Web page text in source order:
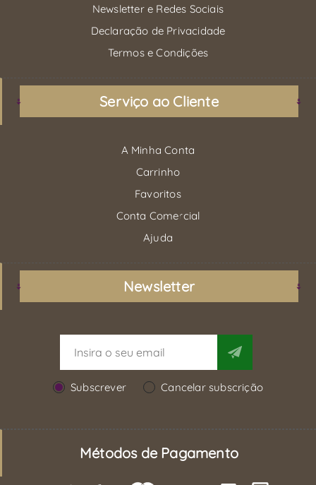
Newsletter e Redes Sociais
Declaração de Privacidade
Termos e Condições
Serviço ao Cliente
A Minha Conta
Carrinho
Favoritos
Conta Comercial
Ajuda
Newsletter
Subscrever Cancelar subscrição
Métodos de Pagamento